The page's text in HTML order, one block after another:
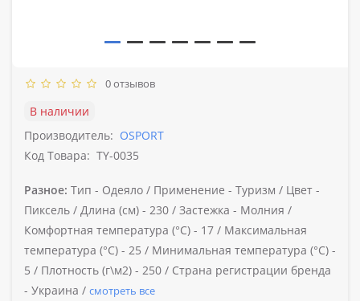
0 отзывов
В наличии
Производитель: OSPORT
Код Товара: TY-0035
Разное: Тип - Одеяло / Применение - Туризм / Цвет -
Пиксель / Длина (см) - 230 / Застежка - Молния /
Комфортная температура (°C) - 17 / Максимальная
температура (°C) - 25 / Минимальная температура (°C) -
5 / Плотность (г\м2) - 250 / Страна регистрации бренда
- Украина / смотреть все